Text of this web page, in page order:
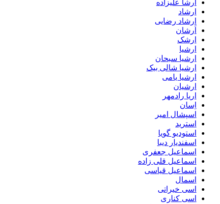
ارشا علیزاده
ارشاد
ارشاد رضایی
اَرشان
ارشک
ارشیا
ارشیا سبحان
ارشیا شالی بیک
ارشیا یامی
ارشیان
اریا رادمهر
اِسان
اسپشال امیر
استرید
استودیو گویا
اسفندیار دیبا
اسماعیل جعفری
اسماعیل قلی زاده
اسماعیل قیاسی
اسمال
اسی خیراتی
اسی کناری